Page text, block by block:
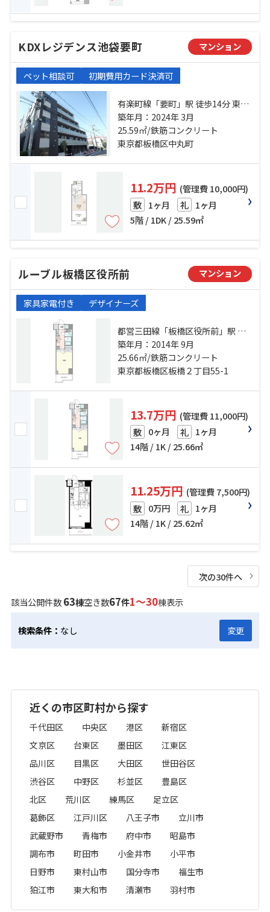
KDXレジデンス池袋要町 マンション
ペット相談可 初期費用カード決済可
有楽町線「要町」駅 徒歩14分 東武
東上線「大山」駅 徒歩15分 山手線
「池袋」駅 徒歩18分
築年月：2024年 3月
25.59㎡/鉄筋コンクリート
東京都板橋区中丸町
11.2万円 (管理費 10,000円)
敷 1ヶ月 礼 1ヶ月
5階 / 1DK / 25.59㎡
ルーブル板橋区役所前 マンション
家具家電付き デザイナーズ
都営三田線「板橋区役所前」駅 徒
歩4分 東武東上線「大山」駅 徒歩9
分 東武東上線「下板橋」駅 徒歩13
分
築年月：2014年 9月
25.66㎡/鉄筋コンクリート
東京都板橋区板橋２丁目55-1
13.7万円 (管理費 11,000円)
敷 0ヶ月 礼 1ヶ月
14階 / 1K / 25.66㎡
11.25万円 (管理費 7,500円)
敷 0万円 礼 1ヶ月
14階 / 1K / 25.62㎡
次の30件へ
該当公開件数63棟空き数67件1～30棟表示
検索条件： なし 変更
近くの市区町村から探す
千代田区 中央区 港区
新宿区
文京区
台東区 墨田区
江東区
品川区
目黒区 大田区
世田谷区
渋谷区
中野区 杉並区
豊島区
北区
荒川区 練馬区
足立区
葛飾区
江戸川区 八王子市
立川市
武蔵野市
青梅市 府中市
昭島市
調布市
町田市 小金井市
小平市
日野市
東村山市 国分寺市
福生市
狛江市
東大和市 清瀬市 羽村市